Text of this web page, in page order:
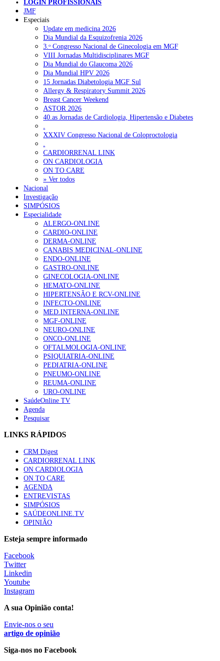
NOTÍCIAS RECENTES
Quase 11.900 jovens recorreram aos cheques psicólogo e
nutricionista no primeiro mês 7 de Agosto, 2026
ULS de Coimbra estreia cirurgia endoscópica do ouvido com
apoio robótico em Portugal 7 de Agosto, 2026
Enfermeiros exigem esclarecimentos sobre eventual gestão
privada da ULS do Algarve 7 de Agosto, 2026
Ordem dos Médicos alerta para riscos no novo sistema de acesso
a consultas e cirurgias
Portugal está a formar os médicos de que precisa?
2026
NOTÍCIAS MAIS LIDAS
Enfermagem Forense. “Da urgência ao tribunal, cada
gesto conta e cada profissional faz a diferença”
203 visualizações
1.º Episódio do Podcast “Frequência Cardio – Sintoniza-
te na Insuficiência Cardíaca” da Bayer
169 visualizações
Alguns milhares de utentes podem ficar sem médico de
família com nova regras do registo, alerta associação
132 visualizações
“Os programas de rastreio do cancro do pulmão são
custo-efetivos e representam um investimento
sustentável para os sistemas de saúde”
93 visualizações
Quase quatro em cada dez doentes com enfarte
87 visualizações
Trodelvy aprovado para primeira linha no cancro da
mama triplo negativo metastático em doentes não
elegíveis para inibidores PD-(L)1
61 visualizações
MAIS NOTÍCIAS
Quase 11.900 jovens recorreram aos cheques psicólogo e
nutricionista no primeiro mês
7 Ago, 2026
ULS de Coimbra estreia cirurgia endoscópica do ouvido com
apoio robótico em Portugal
7 Ago, 2026|0 Comments
LOGIN PROFISSIONAIS
JMF
Especiais
Update em medicina 2026
Dia Mundial da Esquizofrenia 2026
3.ᵒ Congresso Nacional de Ginecologia em MGF
VIII Jornadas Multidisciplinares MGF
Dia Mundial do Glaucoma 2026
Dia Mundial HPV 2026
15 Jornadas Diabetologia MGF Sul
Allergy & Respiratory Summit 2026
Breast Cancer Weekend
ASTOR 2026
40.as Jornadas de Cardiologia, Hipertensão e Diabetes
.
XXXIV Congresso Nacional de Coloproctologia
.
CARDIORRENAL LINK
ON CARDIOLOGIA
ON TO CARE
» Ver todos
Nacional
Investigação
SIMPÓSIOS
Especialidade
ALERGO-ONLINE
CARDIO-ONLINE
DERMA-ONLINE
CANABIS MEDICINAL-ONLINE
ENDO-ONLINE
GASTRO-ONLINE
GINECOLOGIA-ONLINE
HEMATO-ONLINE
HIPERTENSÃO E RCV-ONLINE
INFECTO-ONLINE
MED.INTERNA-ONLINE
MGF-ONLINE
NEURO-ONLINE
ONCO-ONLINE
OFTALMOLOGIA-ONLINE
PSIQUIATRIA-ONLINE
PEDIATRIA-ONLINE
PNEUMO-ONLINE
REUMA-ONLINE
URO-ONLINE
SaúdeOnline TV
Agenda
Pesquisar
LINKS RÁPIDOS
CRM Digest
CARDIORRENAL LINK
ON CARDIOLOGIA
ON TO CARE
AGENDA
ENTREVISTAS
SIMPÓSIOS
SAÚDEONLINE.TV
OPINIÃO
Esteja sempre informado
Facebook
Twitter
Linkedin
Youtube
Instagram
A sua Opinião conta!
Envie-nos o seu
artigo de opinião
Siga-nos no Facebook